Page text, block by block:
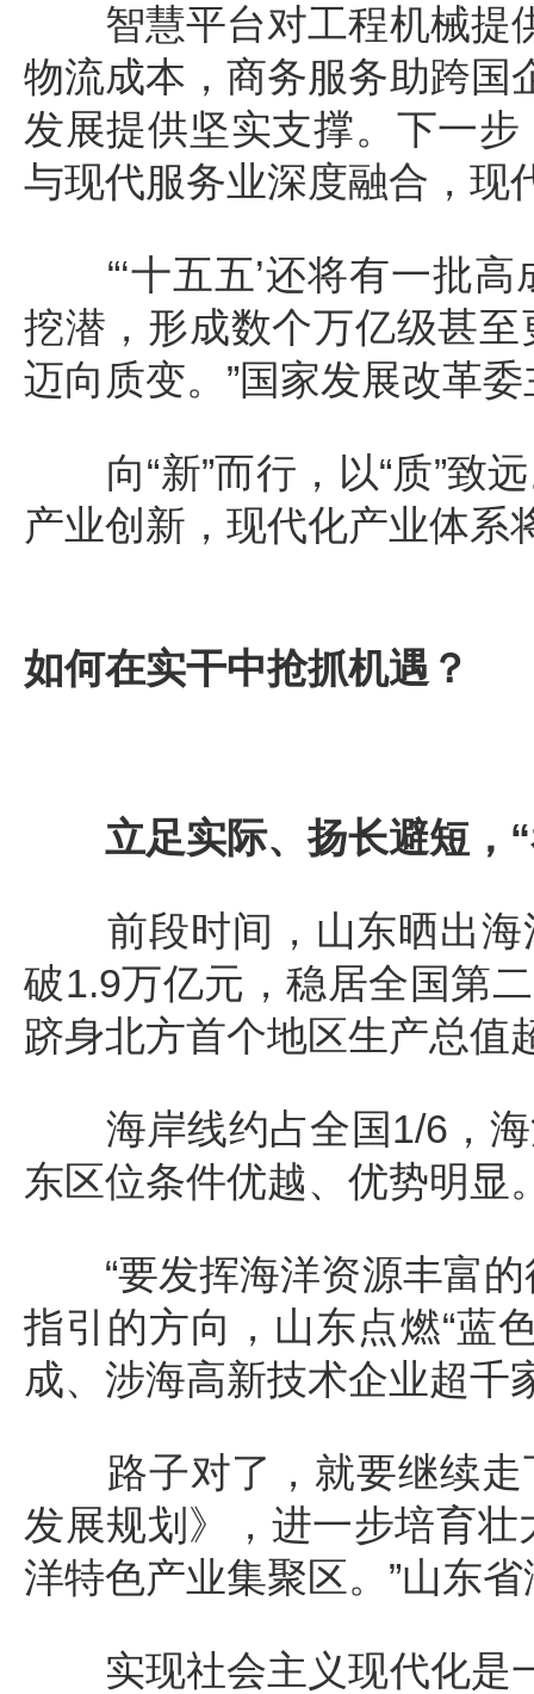
智慧平台对工程机械提供
物流成本，商务服务助跨
发展提供坚实支撑。下一
与现代服务业深度融合，现
“‘十五五’还将有一批高
挖潜，形成数个万亿级甚
迈向质变。”国家发展改革
向“新”而行，以“质”致远
产业创新，现代化产业体系
如何在实干中抢抓机遇？
立足实际、扬长避短，“
前段时间，山东晒出海
破1.9万亿元，稳居全国第
跻身北方首个地区生产总值
海岸线约占全国1/6，海
东区位条件优越、优势明显
“要发挥海洋资源丰富的
指引的方向，山东点燃“蓝
成、涉海高新技术企业超千
路子对了，就要继续走下
发展规划》，进一步培育
洋特色产业集聚区。”山东
实现社会主义现代化是一